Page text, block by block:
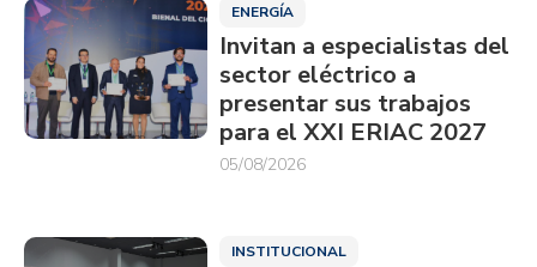
ENERGÍA
Invitan a especialistas del
sector eléctrico a
presentar sus trabajos
para el XXI ERIAC 2027
05/08/2026
INSTITUCIONAL